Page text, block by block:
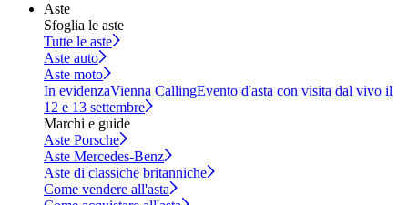
Aste
Sfoglia le aste
Tutte le aste
Aste auto
Aste moto
In evidenzaVienna CallingEvento d'asta con visita dal vivo il
12 e 13 settembre
Marchi e guide
Aste Porsche
Aste Mercedes-Benz
Aste di classiche britanniche
Come vendere all'asta